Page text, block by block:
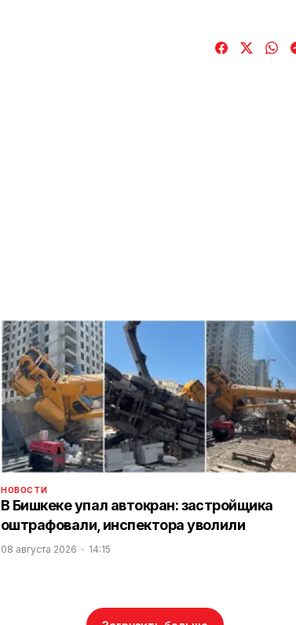
НОВОСТИ
В Бишкеке упал автокран: застройщика
оштрафовали, инспектора уволили
08 августа 2026 14:15